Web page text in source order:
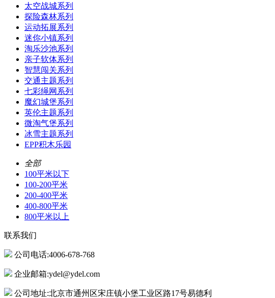
太空战城系列
探险森林系列
运动拓展系列
迷你小镇系列
淘乐沙池系列
亲子软体系列
智慧闯关系列
交通主题系列
七彩绳网系列
魔幻城堡系列
英伦主题系列
微淘气堡系列
冰雪主题系列
EPP积木乐园
全部
100平米以下
100-200平米
200-400平米
400-800平米
800平米以上
联系我们
公司电话:4006-678-768
企业邮箱:ydel@ydel.com
公司地址:北京市通州区宋庄镇小堡工业区路17号易德利